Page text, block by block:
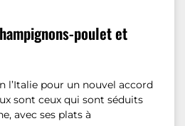
poulet et
l’Italie pour un nouvel accord
sont ceux qui sont séduits
avec ses plats à